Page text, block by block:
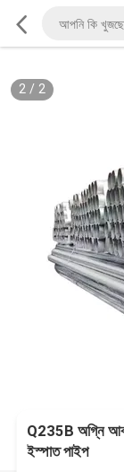
2/ 2
Q235B অগ্নি
ইস্পাত পাইপ